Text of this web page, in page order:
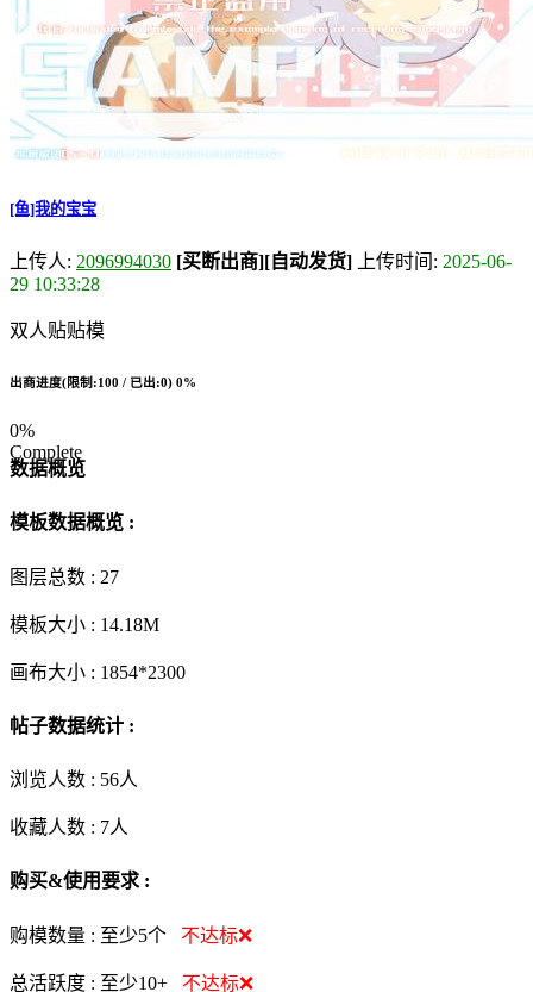
[鱼]我的宝宝
上传人: 2096994030 [买断出商][自动发货] 上传时间: 2025-06-
29 10:33:28
双人贴贴模
出商进度(限制:100 / 已出:0) 0%
0%
Complete
数据概览
模板数据概览 :
图层总数 : 27
模板大小 : 14.18M
画布大小 : 1854*2300
帖子数据统计 :
浏览人数 : 56人
收藏人数 : 7人
购买&使用要求 :
购模数量 : 至少5个 不达标❌
总活跃度 : 至少10+ 不达标❌